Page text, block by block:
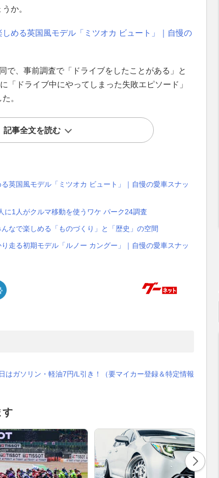
か。
める英国風モデル「ミツオカ ビュート」｜自慢の
で、事前調査で「ドライブをしたことがある」と
「ドライブ中にやってしまった失敗エピソード」
。
記事全文を読む
英国風モデル「ミツオカ ビュート」｜自慢の愛車スナッ
に1人がクルマ移動を使うワケ パーク24調査
なで楽しめる「ものづくり」と「歴史」の空間
走る初期モデル「ルノー カングー」｜自慢の愛車スナッ
はガソリン・軽油7円/L引き！（要マイカー登録＆特定情報
す